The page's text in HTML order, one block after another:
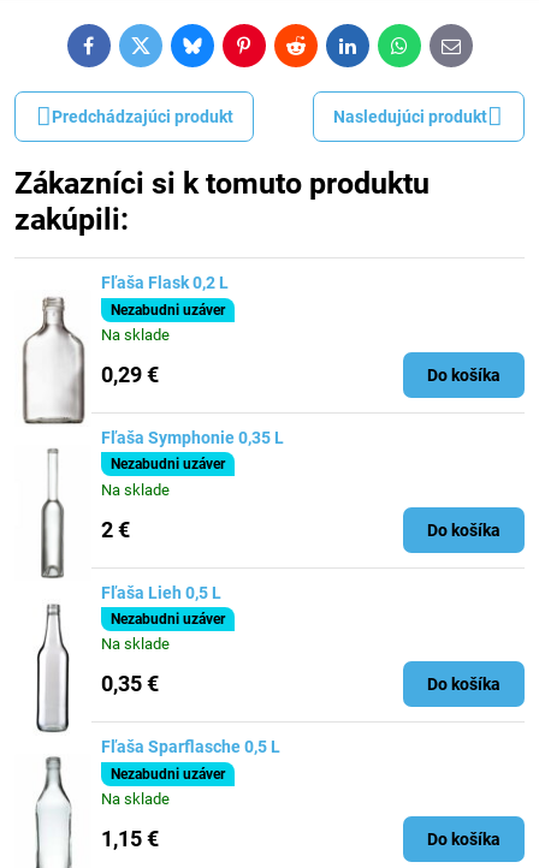
FacebookTwitterBlueskyPinterestRedditLinkedInWhatsApp
E-
mail
Predchádzajúci produkt Nasledujúci produkt
Zákazníci si k tomuto produktu
zakúpili:
Fľaša Flask 0,2 L
Nezabudni uzáver
Na sklade
0,29 € Do košíka
Fľaša Symphonie 0,35 L
Nezabudni uzáver
Na sklade
2 € Do košíka
Fľaša Lieh 0,5 L
Nezabudni uzáver
Na sklade
0,35 € Do košíka
Fľaša Sparflasche 0,5 L
Nezabudni uzáver
Na sklade
1,15 € Do košíka